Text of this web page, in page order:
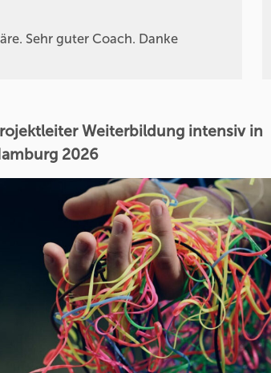
Sehr guter Coach. Danke
Weiterbildung intensiv in
2026